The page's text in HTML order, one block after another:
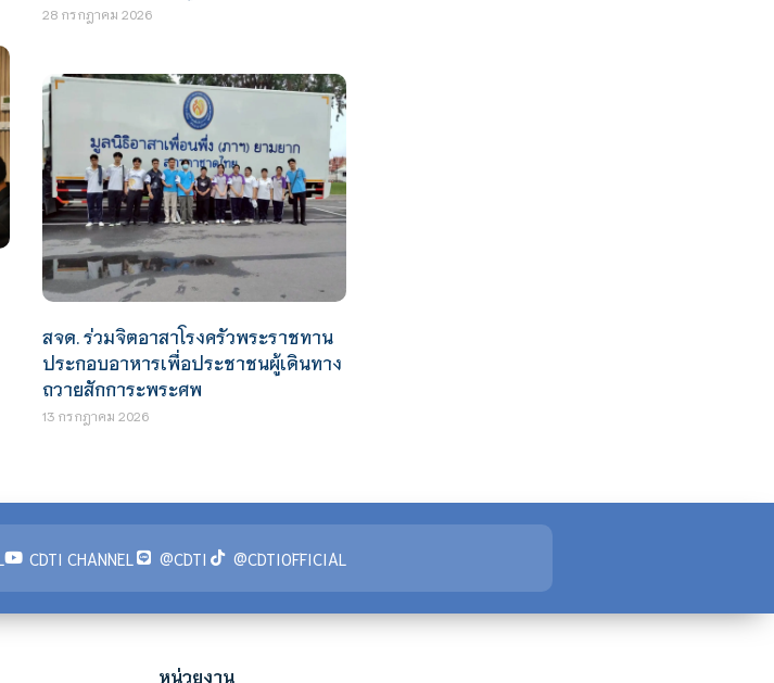
28 กรกฎาคม 2026
สจด. ร่วมจิตอาสาโรงครัวพระราชทาน
ประกอบอาหารเพื่อประชาชนผู้เดินทาง
ถวายสักการะพระศพ
13 กรกฎาคม 2026
CDTI CHANNEL @CDTI @CDTIOFFICIAL
หน่วยงาน